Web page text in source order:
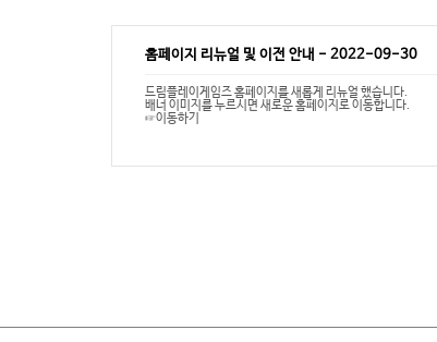
홈페이지 리뉴얼 및 이전 안내 - 2022-09-30
드림플레이게임즈 홈페이지를 새롭게 리뉴얼 했습니다.
배너 이미지를 누르시면 새로운 홈페이지로 이동합니다.
☞이동하기